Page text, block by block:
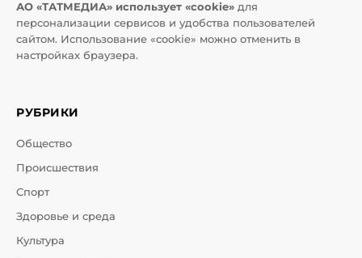
АО «ТАТМЕДИА» использует «cookie» для
персонализации сервисов и удобства пользователей
сайтом. Использование «cookie» можно отменить в
настройках браузера.
РУБРИКИ
Общество
Происшествия
Спорт
Здоровье и среда
Культура